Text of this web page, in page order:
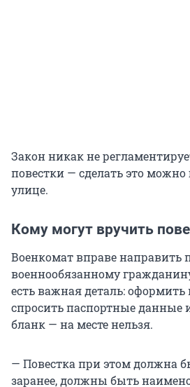
Закон никак не
повестки — сделать это можно
улице.
Кому могут вручить
Военкомат вправе направить
военнообязанному
есть важная деталь: оформить
спросить паспортные данные
бланк — на месте нельзя.
— Повестка при этом должна
заранее, должны быть